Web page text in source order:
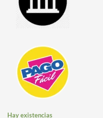
Hay existencias